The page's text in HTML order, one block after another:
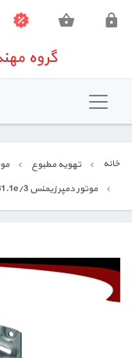
گروه مهندسی و فروش
خانه
تجهیزات اندازه گیری
تجهیزات ساختمانی
تعمیرات تخصصی تجهیزات
گروه
خانه تهویه مطبوع
موتور دمپر زیمنس glb181.1e/3